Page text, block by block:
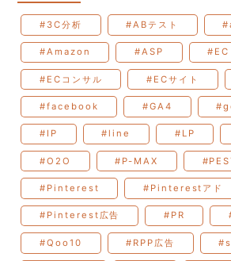
#3C分析 #ABテスト
#Amazon #ASP #EC
#ECコンサル #ECサイト
#facebook #GA4
#IP #line #LP
#O2O #P-MAX
#Pinterest #Pinterestアド
#Pinterest広告 #PR
#Qoo10 #RPP広告